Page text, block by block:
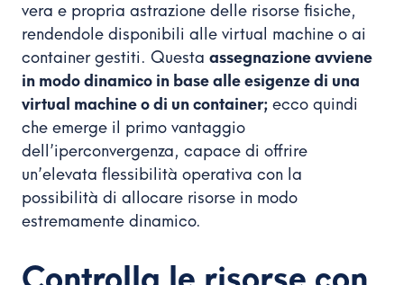
vera e propria astrazione delle risorse fisiche,
rendendole disponibili alle virtual machine o ai
container gestiti. Questa assegnazione avviene
in modo dinamico in base alle esigenze di una
virtual machine o di un container; ecco quindi
che emerge il primo vantaggio
dell’iperconvergenza, capace di offrire
un’elevata flessibilità operativa con la
possibilità di allocare risorse in modo
estremamente dinamico.